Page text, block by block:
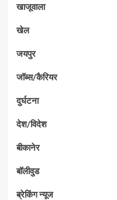
खाजूवाला
खेल
जयपुर
जॉब्स/कैरियर
दुर्घटना
देश/विदेश
बीकानेर
बॉलीवुड
ब्रेकिंग न्यूज